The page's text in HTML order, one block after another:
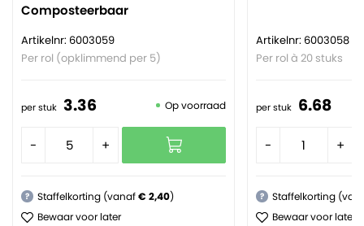
Composteerbaar
Artikelnr: 6003059
Per rol (opklimmend per 5)
per stuk 3.36 Op voorraad
- +
? Staffelkorting (vanaf€ 2,40)
Bewaar voor later
Artikelnr: 6003058
Per rol à 20 stuks
per stuk 6.68
- +
?
Staffelkorting
Bewaar voor later